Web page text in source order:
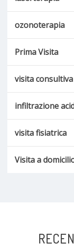
ozonoterapia
Prima Visita
visita consultiva
infiltrazione
visita fisiatrica
Visita a